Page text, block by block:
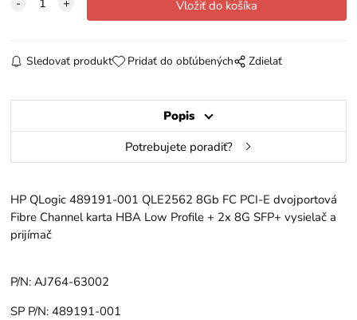
Sledovať produkt Pridať do obľúbených Zdielať
Popis
Potrebujete poradiť?
HP QLogic 489191-001 QLE2562 8Gb FC PCI-E dvojportová
Fibre Channel karta HBA Low Profile + 2x 8G SFP+ vysielač a
prijímač
P/N: AJ764-63002
SP P/N: 489191-001